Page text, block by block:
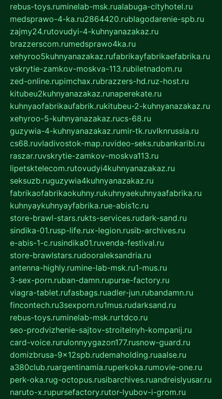
rebus-toys.ruminelab-msk.rualabuga-cityhotel.ru
medsprawo-4-ka.ru2864420.rublagodarenie-spb.ru
zajmy24.rutovudyi-4-kuhnyanazakaz.ru
brazzerscom.rumedsprawo4ka.ru
xehyroo5kuhnyanazakaz.rufabrikayfabrikaefabrika.ru
vskrytie-zamkov-moskva-113.rubiletnadom.ru
zed-online.rupimchax.rubrazzers-hd.ruz-host.ru
kitubeu2kuhnyanazakaz.runaperekate.ru
kuhnyaofabrikaufabrik.rukitubeu-2-kuhnyanazakaz.ru
xehyroo-5-kuhnyanazakaz.rucs-68.ru
guzywia-4-kuhnyanazakaz.rumir-tk.ruvlknrussia.ru
cs68.ruvladivostok-map.ruvideo-seks.rubankaribi.ru
raszar.ruvskrytie-zamkov-moskva113.ru
lipetsktelecom.rutovudyi4kuhnyanazakaz.ru
seksuzb.ruguzywia4kuhnyanazakaz.ru
fabrikaofabrikaokuhny.rukuhnyaekuhnyaafabrika.ru
kuhnyaykuhnyayfabrika.rue-abis1c.ru
store-brawl-stars.rukts-services.rudark-sand.ru
sindika-01.rusp-life.rux-legion.rusib-archives.ru
e-abis-1-c.rusindika01.ruvenda-festival.ru
store-brawlstars.rudooraleksandria.ru
antenna-highly.rumine-lab-msk.ru1-mus.ru
3-sex-porn.ruban-damn.rupurse-factory.ru
viagra-tablet.rufasbags.ruadler-jun.rubandamn.ru
fincontech.ru3sexporn.ru1mus.rudarksand.ru
rebus-toys.ruminelab-msk.rurtdco.ru
seo-prodvizhenie-sajtov-stroitelnyh-kompanij.ru
card-voice.rurulonnyygazon177.rusnow-guard.ru
domizbrusa-9x12spb.rudemaholding.ruaalse.ru
a380club.ruargentinamia.ruperkoka.rumovie-one.ru
perk-oka.rug-octopus.rusibarchives.ruandreislyusar.ru
naruto-x.rupursefactory.rutor-lyubov-i-grom.ru